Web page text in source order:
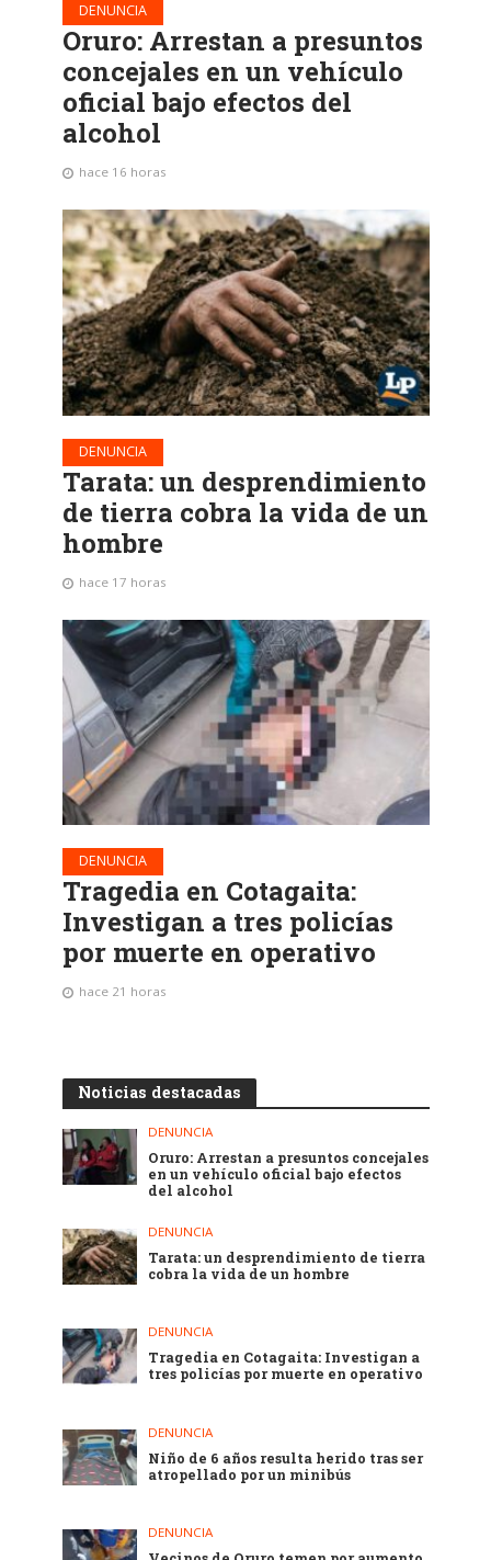
DENUNCIA
Oruro: Arrestan a presuntos
concejales en un vehículo
oficial bajo efectos del
alcohol
hace 16 horas
DENUNCIA
Tarata: un desprendimiento
de tierra cobra la vida de un
hombre
hace 17 horas
DENUNCIA
Tragedia en Cotagaita:
Investigan a tres policías
por muerte en operativo
hace 21 horas
Noticias destacadas
DENUNCIA
Oruro: Arrestan a presuntos concejales
en un vehículo oficial bajo efectos
del alcohol
DENUNCIA
Tarata: un desprendimiento de tierra
cobra la vida de un hombre
DENUNCIA
Tragedia en Cotagaita: Investigan a
tres policías por muerte en operativo
DENUNCIA
Niño de 6 años resulta herido tras ser
atropellado por un minibús
DENUNCIA